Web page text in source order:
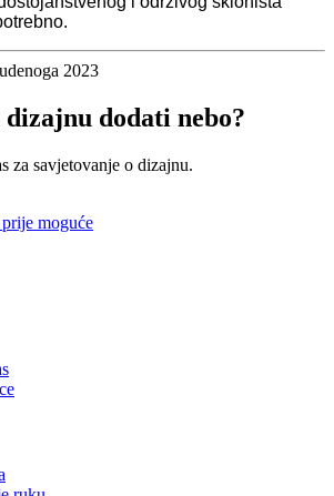
2023
dodati nebo?
za savjetovanje o dizajnu.
moguće